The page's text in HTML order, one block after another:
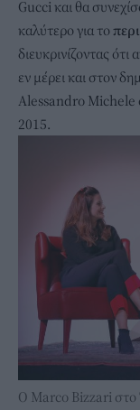
Gucci και θα
καλύτερο για το
διευκρινίζοντας
εν μέρει και στον
Alessandro Michele
2015.
O Marco Bizzari